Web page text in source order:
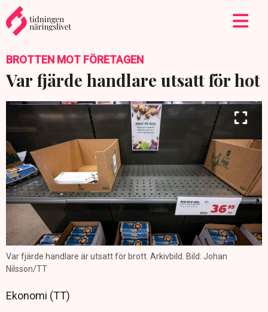
BROTTEN MOT FÖRETAGEN
Var fjärde handlare utsatt för hot
Var fjärde handlare är utsatt för brott. Arkivbild. Bild: Johan
Nilsson/TT
Ekonomi (TT)